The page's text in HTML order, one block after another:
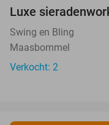
TODAY
Luxe
Swing en Bling
Maasbommel
Verkocht: 2